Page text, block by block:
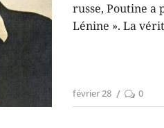
russe, Poutine a
Lénine ». La
février 28 0